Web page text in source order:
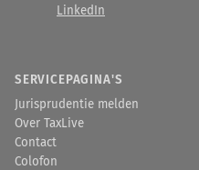
LinkedIn
SERVICEPAGINA'S
Jurisprudentie melden
Over TaxLive
Contact
Colofon